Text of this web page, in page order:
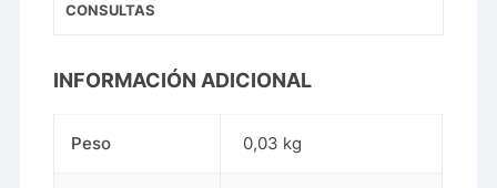
CONSULTAS
INFORMACIÓN ADICIONAL
Peso 0,03 kg